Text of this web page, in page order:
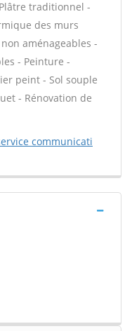
traditionnel -
des murs
aménageables -
- Peinture -
peint - Sol souple
- Rénovation de
communicati